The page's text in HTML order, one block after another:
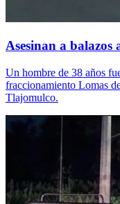
Asesinan a
Un hombre de 38 años
fraccionamiento Lomas
Tlajomulco.